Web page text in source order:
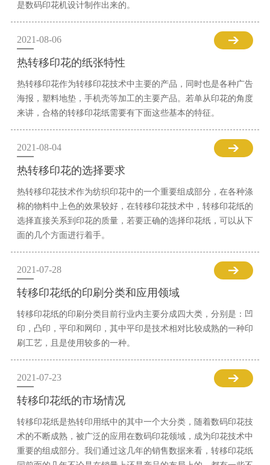
是数码印花机设计制作出来的。
2021-08-06
热转移印花的纸张特性
热转移印花作为转移印花技术中主要的产品，同时也是各种广告
海报，塑料地垫，手机壳等加工的主要产品。若单从印花的角度
来讲，合格的转移印花纸需要有下面这些基本的特征。
2021-08-04
热转移印花的选择要求
热转移印花技术作为纺织印花中的一个重要组成部分，在各种涤
棉的物料中上色的效果较好，在转移印花技术中，转移印花纸的
选择直接关系到印花的质量，若要正确的选择印花纸，可以从下
面的几个方面进行着手。
2021-07-28
转移印花纸的印刷分类和应用领域
转移印花纸的印刷分类目前行业内主要分成四大类，分别是：凹
印，凸印，平印和网印，其中平印是技术相对比较成熟的一种印
刷工艺，且是使用较多的一种。
2021-07-23
转移印花纸的市场情况
转移印花纸是热转印用纸中的其中一个大分类，随着数码印花技
术的不断成熟，被广泛的应用在数码印花领域，成为印花技术中
重要的组成部分。我们通过这几年的销售数据来看，转移印花纸